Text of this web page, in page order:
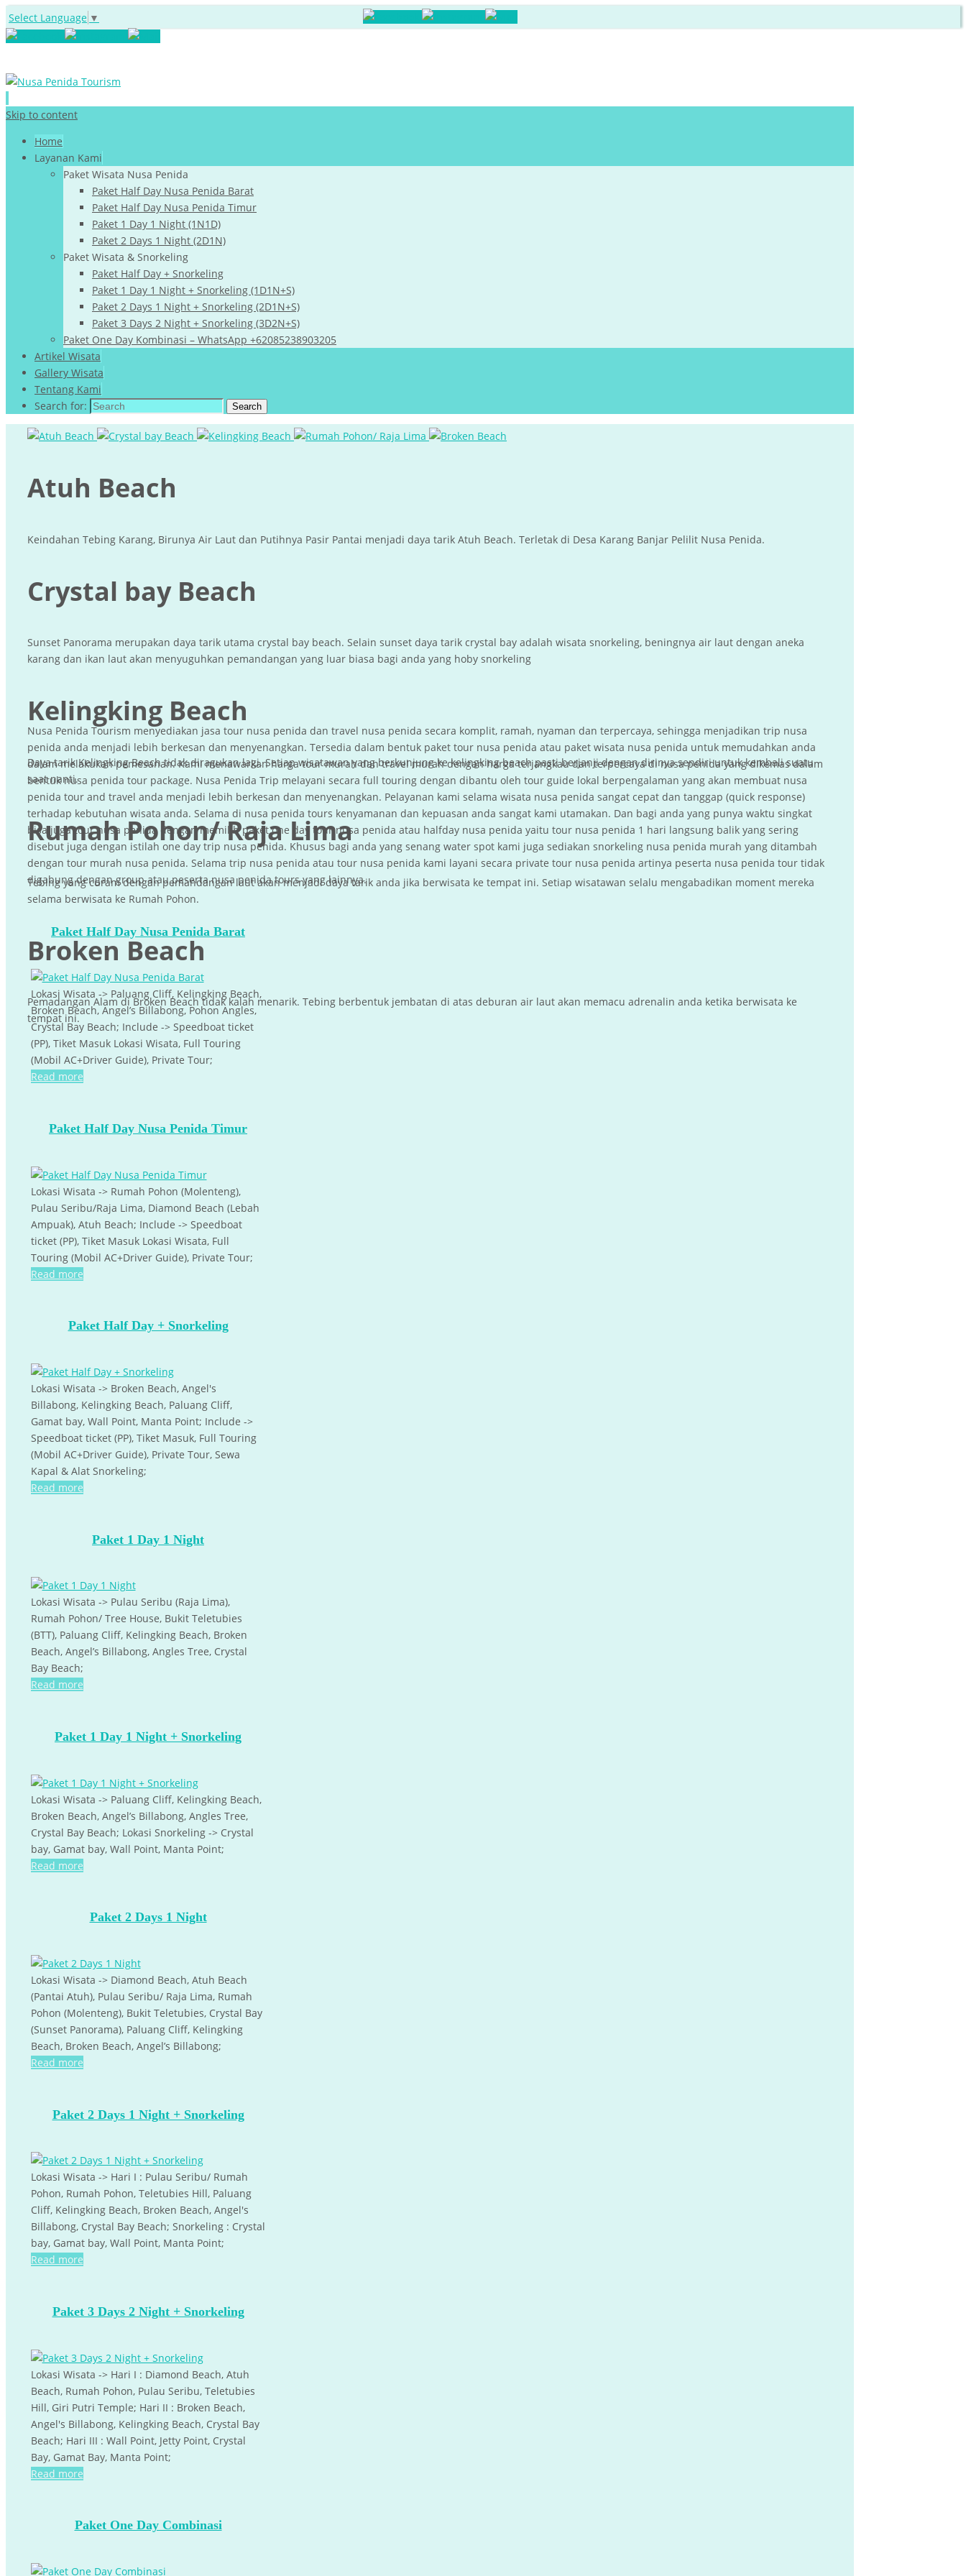
Select Language ▼
Skip to content
Home
Layanan Kami
Paket Wisata Nusa Penida
Paket Half Day Nusa Penida Barat
Paket Half Day Nusa Penida Timur
Paket 1 Day 1 Night (1N1D)
Paket 2 Days 1 Night (2D1N)
Paket Wisata & Snorkeling
Paket Half Day + Snorkeling
Paket 1 Day 1 Night + Snorkeling (1D1N+S)
Paket 2 Days 1 Night + Snorkeling (2D1N+S)
Paket 3 Days 2 Night + Snorkeling (3D2N+S)
Paket One Day Kombinasi – WhatsApp +62085238903205
Artikel Wisata
Gallery Wisata
Tentang Kami
Search for:
Search
Atuh Beach
Keindahan Tebing Karang, Birunya Air Laut dan Putihnya Pasir Pantai menjadi daya tarik Atuh Beach. Terletak di Desa Karang Banjar Pelilit Nusa Penida.
Crystal bay Beach
Sunset Panorama merupakan daya tarik utama crystal bay beach. Selain sunset daya tarik crystal bay adalah wisata snorkeling, beningnya air laut dengan aneka
karang dan ikan laut akan menyuguhkan pemandangan yang luar biasa bagi anda yang hoby snorkeling
Kelingking Beach
Daya tarik Kelingking Beach tidak diragukan lagi. Setiap wisatawan yang berkunjung ke kelingking beach pasti berjanji dengan dirinya sendiri untuk kembali suatu
saat nanti.
Rumah Pohon/ Raja Lima
Tebing yang curam dengan pemandangan laut akan menjadi daya tarik anda jika berwisata ke tempat ini. Setiap wisatawan selalu mengabadikan moment mereka
selama berwisata ke Rumah Pohon.
Broken Beach
Pemadangan Alam di Broken Beach tidak kalah menarik. Tebing berbentuk jembatan di atas deburan air laut akan memacu adrenalin anda ketika berwisata ke
tempat ini.
Nusa Penida Tourism menyediakan jasa tour nusa penida dan travel nusa penida secara komplit, ramah, nyaman dan terpercaya, sehingga menjadikan trip nusa
penida anda menjadi lebih berkesan dan menyenangkan. Tersedia dalam bentuk paket tour nusa penida atau paket wisata nusa penida untuk memudahkan anda
dalam melakukan pemesanan. Kami menawarkan harga tour murah dan travel murah dengan harga terjangkau dan terpercaya di nusa penida yang dikemas dalam
bentuk nusa penida tour package. Nusa Penida Trip melayani secara full touring dengan dibantu oleh tour guide lokal berpengalaman yang akan membuat nusa
penida tour and travel anda menjadi lebih berkesan dan menyenangkan. Pelayanan kami selama wisata nusa penida sangat cepat dan tanggap (quick response)
terhadap kebutuhan wisata anda. Selama di nusa penida tours kenyamanan dan kepuasan anda sangat kami utamakan. Dan bagi anda yang punya waktu singkat
bisa juga tour nusa penida dengan memilih paket one day tour nusa penida atau halfday nusa penida yaitu tour nusa penida 1 hari langsung balik yang sering
disebut juga dengan istilah one day trip nusa penida. Khusus bagi anda yang senang water spot kami juga sediakan snorkeling nusa penida murah yang ditambah
dengan tour murah nusa penida. Selama trip nusa penida atau tour nusa penida kami layani secara private tour nusa penida artinya peserta nusa penida tour tidak
digabung dengan group atau peserta nusa penida tours yang lainnya.
Paket Half Day Nusa Penida Barat
Lokasi Wisata -> Paluang Cliff, Kelingking Beach,
Broken Beach, Angel’s Billabong, Pohon Angles,
Crystal Bay Beach; Include -> Speedboat ticket
(PP), Tiket Masuk Lokasi Wisata, Full Touring
(Mobil AC+Driver Guide), Private Tour;
Read more
Paket Half Day Nusa Penida Timur
Lokasi Wisata -> Rumah Pohon (Molenteng),
Pulau Seribu/Raja Lima, Diamond Beach (Lebah
Ampuak), Atuh Beach; Include -> Speedboat
ticket (PP), Tiket Masuk Lokasi Wisata, Full
Touring (Mobil AC+Driver Guide), Private Tour;
Read more
Paket Half Day + Snorkeling
Lokasi Wisata -> Broken Beach, Angel's
Billabong, Kelingking Beach, Paluang Cliff,
Gamat bay, Wall Point, Manta Point; Include ->
Speedboat ticket (PP), Tiket Masuk, Full Touring
(Mobil AC+Driver Guide), Private Tour, Sewa
Kapal & Alat Snorkeling;
Read more
Paket 1 Day 1 Night
Lokasi Wisata -> Pulau Seribu (Raja Lima),
Rumah Pohon/ Tree House, Bukit Teletubies
(BTT), Paluang Cliff, Kelingking Beach, Broken
Beach, Angel’s Billabong, Angles Tree, Crystal
Bay Beach;
Read more
Paket 1 Day 1 Night + Snorkeling
Lokasi Wisata -> Paluang Cliff, Kelingking Beach,
Broken Beach, Angel’s Billabong, Angles Tree,
Crystal Bay Beach; Lokasi Snorkeling -> Crystal
bay, Gamat bay, Wall Point, Manta Point;
Read more
Paket 2 Days 1 Night
Lokasi Wisata -> Diamond Beach, Atuh Beach
(Pantai Atuh), Pulau Seribu/ Raja Lima, Rumah
Pohon (Molenteng), Bukit Teletubies, Crystal Bay
(Sunset Panorama), Paluang Cliff, Kelingking
Beach, Broken Beach, Angel’s Billabong;
Read more
Paket 2 Days 1 Night + Snorkeling
Lokasi Wisata -> Hari I : Pulau Seribu/ Rumah
Pohon, Rumah Pohon, Teletubies Hill, Paluang
Cliff, Kelingking Beach, Broken Beach, Angel's
Billabong, Crystal Bay Beach; Snorkeling : Crystal
bay, Gamat bay, Wall Point, Manta Point;
Read more
Paket 3 Days 2 Night + Snorkeling
Lokasi Wisata -> Hari I : Diamond Beach, Atuh
Beach, Rumah Pohon, Pulau Seribu, Teletubies
Hill, Giri Putri Temple; Hari II : Broken Beach,
Angel's Billabong, Kelingking Beach, Crystal Bay
Beach; Hari III : Wall Point, Jetty Point, Crystal
Bay, Gamat Bay, Manta Point;
Read more
Paket One Day Combinasi